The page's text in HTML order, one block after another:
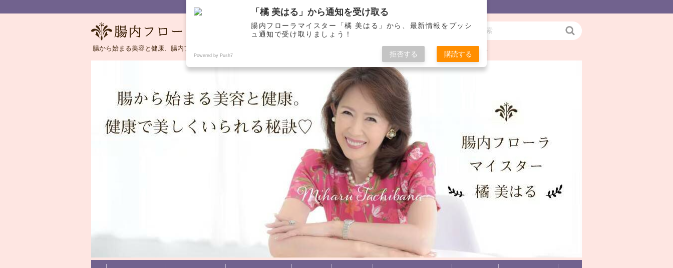
腸から始まる美容と健康、腸内フローラの語りべとして21年。 健康で美しくいられる秘訣をこのブログを通して皆さんにお伝えします。
索
「橘 美はる」から通知を受け取る
腸内フローラマイスター「橘 美はる」から、最新情報をプッシ
ュ通知で受け取りましょう！
Powered by Push7 拒否する 購読する